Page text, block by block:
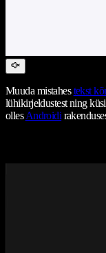
Muuda mistahestekst
lühikirjeldustest ning küsi
ollesAndroidi